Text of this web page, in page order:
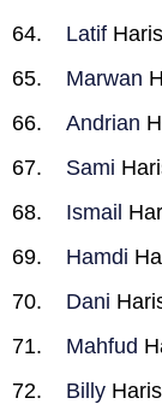
Latif Haris
Marwan
Andrian
Sami
Ismail
Hamdi
Dani
Mahfud
Billy Haris